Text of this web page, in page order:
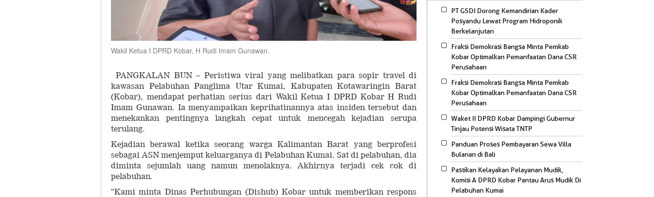
Wakil Ketua I DPRD Kobar, H Rudi Imam Gunawan.
PANGKALAN BUN – Peristiwa viral yang melibatkan para sopir travel di
kawasan Pelabuhan Panglima Utar Kumai, Kabupaten Kotawaringin Barat
(Kobar), mendapat perhatian serius dari Wakil Ketua I DPRD Kobar H Rudi
Imam Gunawan. Ia menyampaikan keprihatinannya atas insiden tersebut dan
menekankan pentingnya langkah cepat untuk mencegah kejadian serupa
terulang.
Kejadian berawal ketika seorang warga Kalimantan Barat yang berprofesi
sebagai ASN menjemput keluarganya di Pelabuhan Kumai. Sat di pelabuhan, dia
diminta sejumlah uang namun menolaknya. Akhirnya terjadi cek cok di
pelabuhan.
"Kami minta Dinas Perhubungan (Dishub) Kobar untuk memberikan respons
PT GSDI Dorong Kemandirian Kader
Posyandu Lewat Program Hidroponik
Berkelanjutan
Fraksi Demokrasi Bangsa Minta Pemkab
Kobar Optimalkan Pemanfaatan Dana CSR
Perusahaan
Fraksi Demokrasi Bangsa Minta Pemkab
Kobar Optimalkan Pemanfaatan Dana CSR
Perusahaan
Waket II DPRD Kobar Dampingi Gubernur
Tinjau Potensi Wisata TNTP
Panduan Proses Pembayaran Sewa Villa
Bulanan di Bali
Pastikan Kelayakan Pelayanan Mudik,
Komisi A DPRD Kobar Pantau Arus Mudik Di
Pelabuhan Kumai